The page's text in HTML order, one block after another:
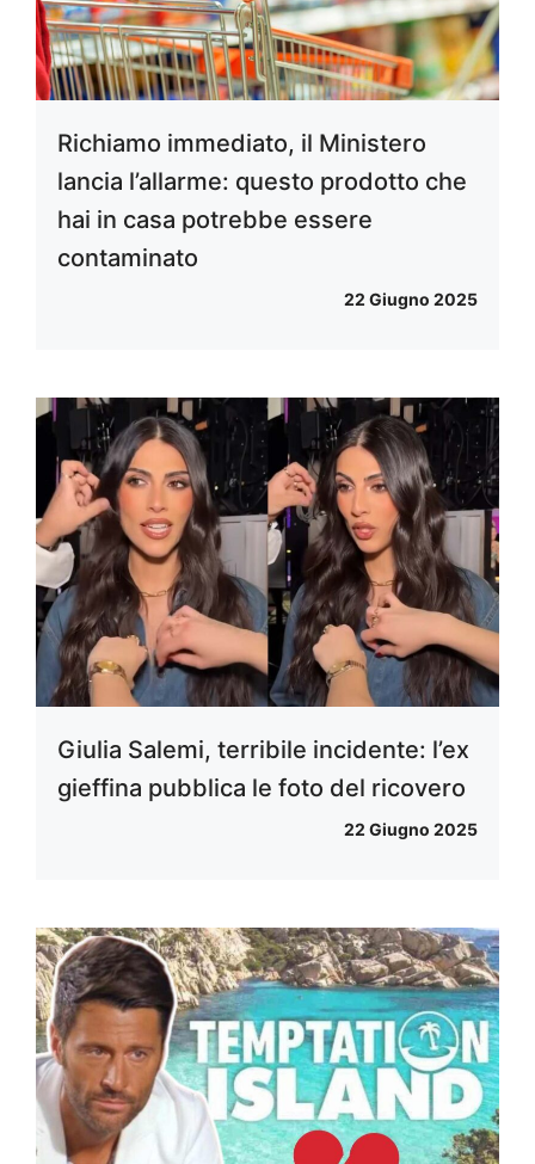
Richiamo immediato, il Ministero
lancia l’allarme: questo prodotto che
hai in casa potrebbe essere
contaminato
22 Giugno 2025
Giulia Salemi, terribile incidente: l’ex
gieffina pubblica le foto del ricovero
22 Giugno 2025